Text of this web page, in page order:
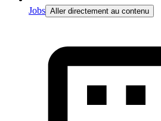
Jobs Aller directement au contenu